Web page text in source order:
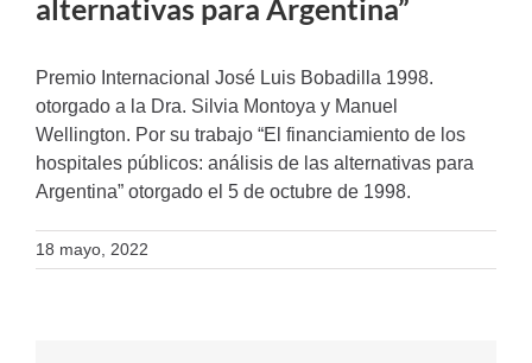
alternativas para Argentina”
Premio Internacional José Luis Bobadilla 1998.
otorgado a la Dra. Silvia Montoya y Manuel
Wellington. Por su trabajo “El financiamiento de los
hospitales públicos: análisis de las alternativas para
Argentina” otorgado el 5 de octubre de 1998.
18 mayo, 2022